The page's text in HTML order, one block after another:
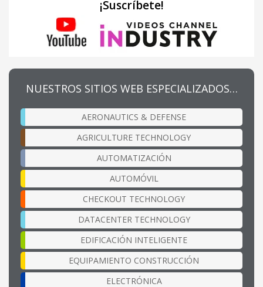
¡Suscríbete!
NUESTROS SITIOS WEB ESPECIALIZADOS…
AERONAUTICS & DEFENSE
AGRICULTURE TECHNOLOGY
AUTOMATIZACIÓN
AUTOMÓVIL
CHECKOUT TECHNOLOGY
DATACENTER TECHNOLOGY
EDIFICACIÓN INTELIGENTE
EQUIPAMIENTO CONSTRUCCIÓN
ELECTRÓNICA